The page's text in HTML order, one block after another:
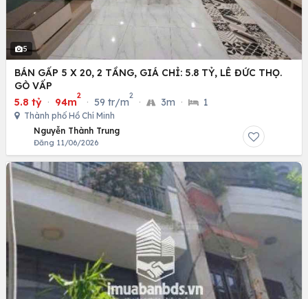
5
BÁN GẤP 5 X 20, 2 TẦNG, GIÁ CHỈ: 5.8 TỶ, LÊ ĐỨC THỌ.
GÒ VẤP
5.8 tỷ · 94m
2
· 59 tr/m
2
· 3m · 1
Thành phố Hồ Chí Minh
Nguyễn Thành Trung
Đăng 11/06/2026